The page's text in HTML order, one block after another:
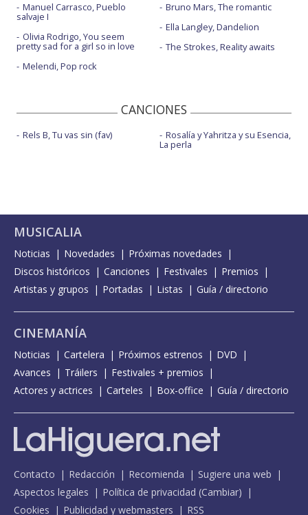
Manuel Carrasco, Pueblo
salvaje I
Olivia Rodrigo, You seem
pretty sad for a girl so in love
Melendi, Pop rock
Bruno Mars, The romantic
Ella Langley, Dandelion
The Strokes, Reality awaits
CANCIONES
Rels B, Tu vas sin (fav) Rosalía y Yahritza y su Esencia,
La perla
MUSICALIA
Noticias Novedades
Próximas novedades
Discos históricos
Canciones Festivales
Premios
Artistas y grupos
Portadas Listas Guía / directorio
CINEMANÍA
Noticias Cartelera Próximos estrenos
DVD
Avances
Tráilers
Festivales + premios
Actores y actrices
Carteles Box-office Guía / directorio
Contacto Redacción Recomienda
Sugiere una web
Aspectos legales
Política de privacidad (Cambiar)
Cookies
Publicidad y webmasters RSS